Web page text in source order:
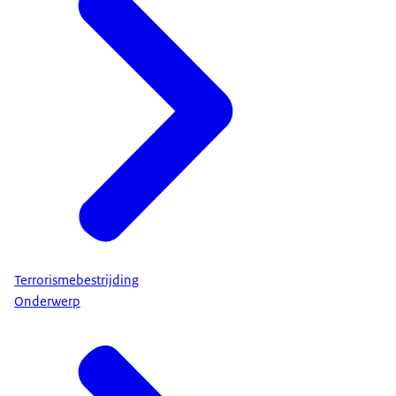
De NL-Alert App heeft extra functies voor mensen
die doof of slechthorend zijn.
• U kunt op een kaart zien waar de NL-Alert
• U kunt de NL-Alerts tot zeven dagen in de app
• De app geeft flitsmeldingen bij een NL-Alert. U
moet flitsmeldingen wel ingesteld hebben op uw
mobiele telefoon.
U kunt de app downloaden via de Google Play
Ontvangst NL-Alert
De meeste mobiele telefoons zijn automatisch
handleiding of op de website van Apple of
Samsung hoe u dat doet. Op toestellen zonder
Terrorismebestrijding
Onderwerp